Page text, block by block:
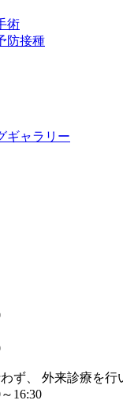
術
防接種
ず、 外来診療を行
16:30